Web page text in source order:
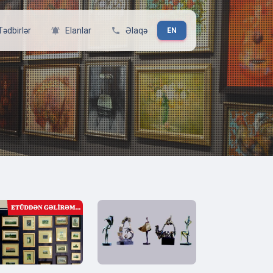
notifications_active Elanlar
SILSILƏSI
phone Əlaqə EN